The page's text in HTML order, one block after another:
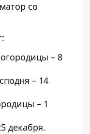
со
– 8
– 14
– 1
декабря.